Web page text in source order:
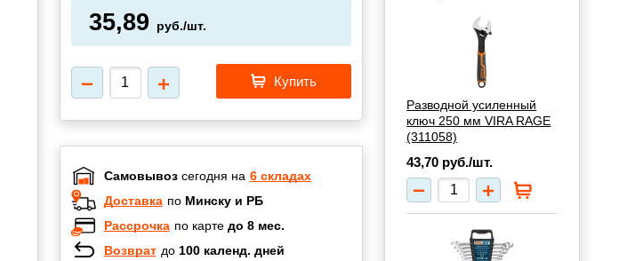
35,89 руб./шт.
Купить
Самовывозсегодня на 6 складах
Доставка по Минску и РБ
Рассрочка по карте до 8 мес.
Возврат до 100 календ. дней
Разводной усиленный
ключ 250 мм VIRA RAGE
(311058)
43,70 руб./шт.